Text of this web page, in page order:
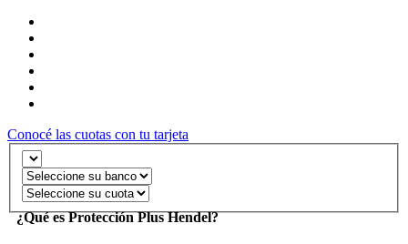
Conocé las cuotas con tu tarjeta
¿Qué es Protección Plus Hendel?